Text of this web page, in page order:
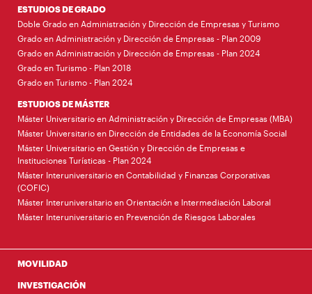
ESTUDIOS DE GRADO
Doble Grado en Administración y Dirección de Empresas y Turismo
Grado en Administración y Dirección de Empresas - Plan 2009
Grado en Administración y Dirección de Empresas - Plan 2024
Grado en Turismo - Plan 2018
Grado en Turismo - Plan 2024
ESTUDIOS DE MÁSTER
Máster Universitario en Administración y Dirección de Empresas (MBA)
Máster Universitario en Dirección de Entidades de la Economía Social
Máster Universitario en Gestión y Dirección de Empresas e
Instituciones Turísticas - Plan 2024
Máster Interuniversitario en Contabilidad y Finanzas Corporativas
(COFIC)
Máster Interuniversitario en Orientación e Intermediación Laboral
Máster Interuniversitario en Prevención de Riesgos Laborales
MOVILIDAD
INVESTIGACIÓN